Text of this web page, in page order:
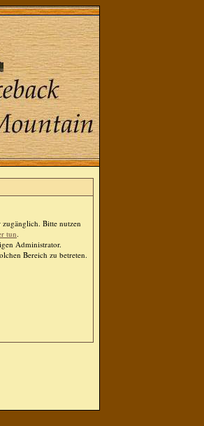
Bitte nutzen
tun.
Administrator.
Bereich zu betreten.